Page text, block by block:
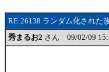
RE:26138 ランダム化された
秀まるお2 さん 09/02/09